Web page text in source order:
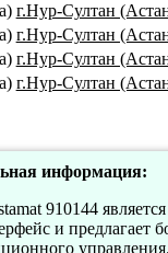
г.Нур-Султан
г.Нур-Султан
г.Нур-Султан
г.Нур-Султан
информация:
910144
и предлагает